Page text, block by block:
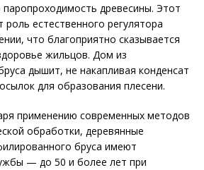
древесины. Этот
естественного регулятора
что благоприятно сказывается
жильцов. Дом из
дышит, не накапливая конденсат
для образования плесени.
применению современных методов
обработки, деревянные
бруса имеют
— до 50 и более лет при